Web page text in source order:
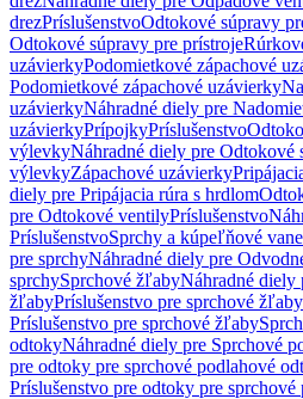
drezPríslušenstvoOdtokové súpravy
Odtokové súpravy pre prístroje
uzávierkyPodomietkové zápachové
Podomietkové zápachové uzávierky
uzávierkyNáhradné diely pre
uzávierkyPrípojkyPríslušenstvo
výlevkyNáhradné diely pre Odtokové
výlevkyZápachové uzávierky
diely pre Pripájacia rúra s hrdlom
pre Odtokové ventilyPríslušenstvo
PríslušenstvoSprchy a kúpeľňové vane
pre sprchyNáhradné diely pre
sprchySprchové žľabyNáhradné diely
žľabyPríslušenstvo pre sprchové žľaby
Príslušenstvo pre sprchové žľaby
odtokyNáhradné diely pre Sprchové
pre odtoky pre sprchové podlahové
Príslušenstvo pre odtoky pre